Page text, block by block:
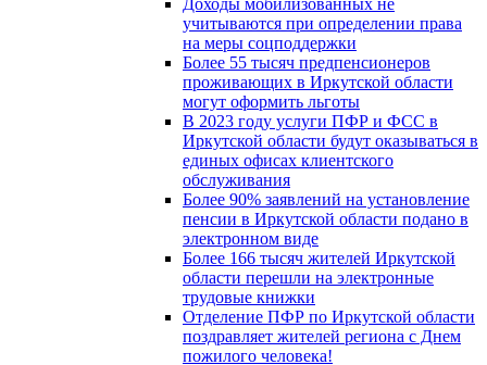
учитываются при определении права
на меры соцподдержки
Более 55 тысяч предпенсионеров
проживающих в Иркутской области
могут оформить льготы
В 2023 году услуги ПФР и ФСС в
Иркутской области будут оказываться в
единых офисах клиентского
обслуживания
Более 90% заявлений на установление
пенсии в Иркутской области подано в
электронном виде
Более 166 тысяч жителей Иркутской
области перешли на электронные
трудовые книжки
Отделение ПФР по Иркутской области
поздравляет жителей региона с Днем
пожилого человека!